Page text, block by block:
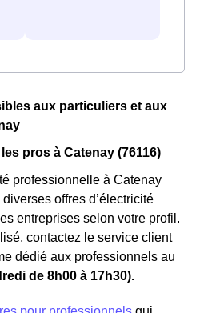
aux particuliers et aux
pros à Catenay (76116)
professionnelle à Catenay
offres d’électricité
entreprises selon votre profil.
contactez le service client
dédié aux professionnels au
de 8h00 à 17h30).